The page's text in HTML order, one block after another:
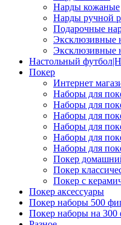
Нарды кожаные
Нарды ручной
Подарочные
Эксклюзивные
Эксклюзивные
Настольный
Покер
Интернет
Наборы для
Наборы для
Наборы для
Наборы для
Наборы для
Наборы для
Покер
Покер
Покер с
Покер аксессуары
Покер наборы 500
Покер наборы на 300